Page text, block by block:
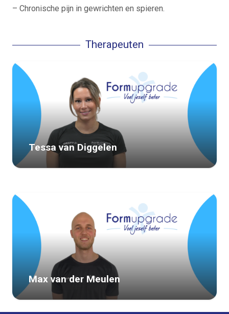
– Chronische pijn in gewrichten en spieren.
Therapeuten
Tessa van Diggelen
Max van der Meulen